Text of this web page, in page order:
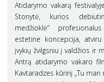
Atidarymo vakarą
Stonytė, kurios
medžioklė“
estetine koncepcija,
įvykių žvilgsniu į valdžios ir
Antrą atidarymo vakaro
Kavtaradzes kūrinį „Tu man